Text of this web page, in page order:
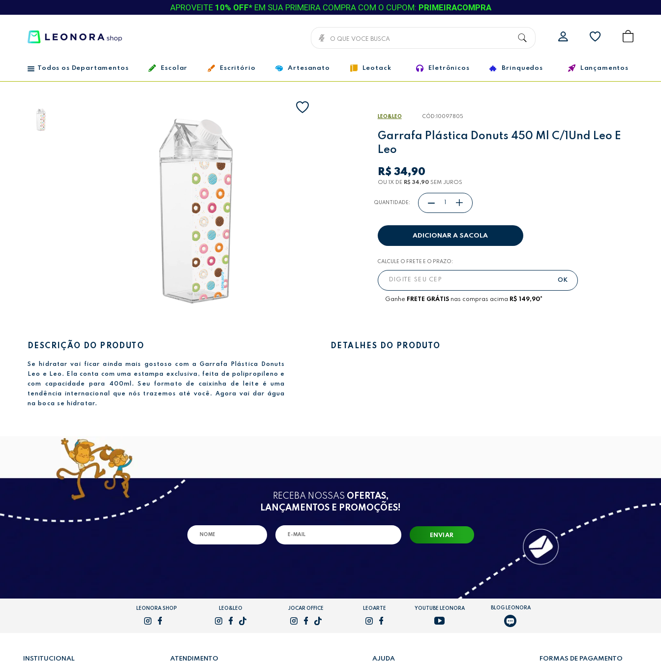
APROVEITE 10% OFF*EM SUA PRIMEIRA COMPRA COM O CUPOM: PRIMEIRACOMPRA
Todos os Departamentos Escolar Escritório Artesanato Leotack Eletrônicos Brinquedos Lançamentos
LEO&LEO CÓD: 10097805
Garrafa Plástica Donuts 450 Ml C/1Und Leo E
Leo
R$ 34,90
OU 1XDE R$ 34,90SEM JUROS
QUANTIDADE:
ADICIONAR A SACOLA
CALCULE O FRETE E O PRAZO:
Ganhe FRETE GRÁTISnas compras acima R$ 149,90*
DESCRIÇÃO DO PRODUTO
Se hidratar vai ficar ainda mais gostoso com a Garrafa Plástica Donuts
Leo e Leo. Ela conta com uma estampa exclusiva, feita de polipropileno e
com capacidade para 400ml. Seu formato de caixinha de leite é uma
tendência internacional que nós trazemos até você. Agora vai dar água
na boca se hidratar.
DETALHES DO PRODUTO
RECEBA NOSSAS OFERTAS,
LANÇAMENTOS E PROMOÇÕES!
ENVIAR
LEONORA SHOP LEO&LEO JOCAR OFFICE LEOARTE YOUTUBE LEONORA BLOG LEONORA
INSTITUCIONAL ATENDIMENTO AJUDA FORMAS DE PAGAMENTO